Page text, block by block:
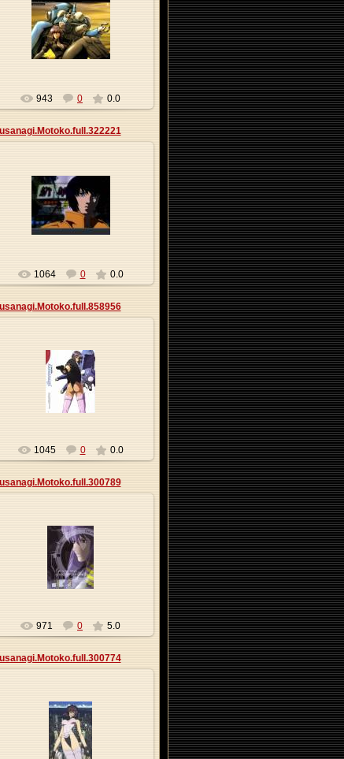
27.05.2013
Origa
943 0 0.0
27.05.2013
Origa
1064 0 0.0
27.05.2013
Origa
1045 0 0.0
27.05.2013
Origa
971 0 5.0
27.05.2013
Origa